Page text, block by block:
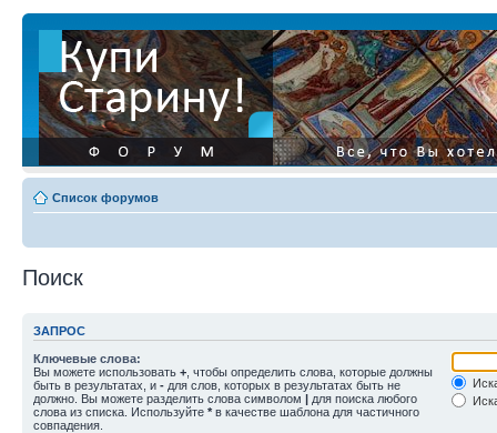
Список форумов
Поиск
ЗАПРОС
Ключевые слова:
Вы можете использовать + , чтобы определить слова, которые должны
быть в результатах, и - для слов, которых в результатах быть не
должно. Вы можете разделить слова символом | для поиска любого
слова из списка. Используйте * в качестве шаблона для частичного
совпадения.